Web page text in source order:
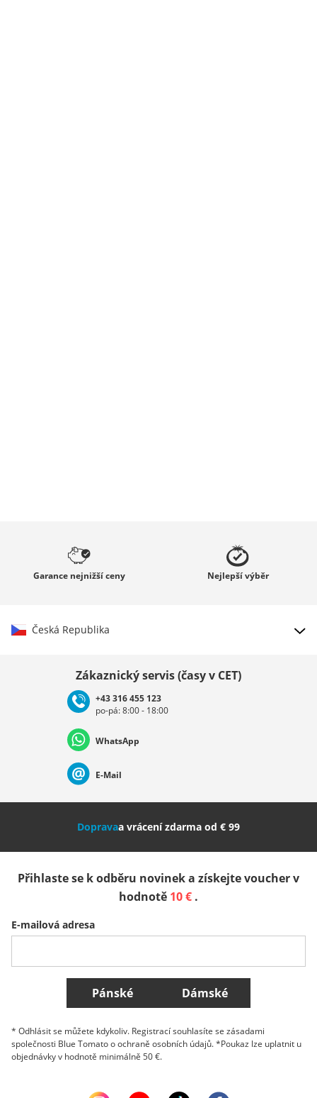
Garance nejnižší ceny Nejlepšívýběr
Česká Republika
Deutschland Österreich
Nederland Italia (Italiano) Italien (Deutsch)
Slovenija
Belgique (Français) Danmark Norge
Všechny země
Zákaznický servis (časy v CET)
+43 316 455 123
po-pá: 8:00 - 18:00
WhatsApp
E-Mail
Dopravaa vrácení zdarma od € 99
Přihlaste se k odběru novinek a získejte voucher v
hodnotě 10 € .
E-mailová adresa
Pánské Dámské
* Odhlásit se můžete kdykoliv. Registrací souhlasíte se zásadami
společnosti Blue Tomato o ochraně osobních údajů. *Poukaz lze uplatnit u
objednávky v hodnotě minimálně 50 €.